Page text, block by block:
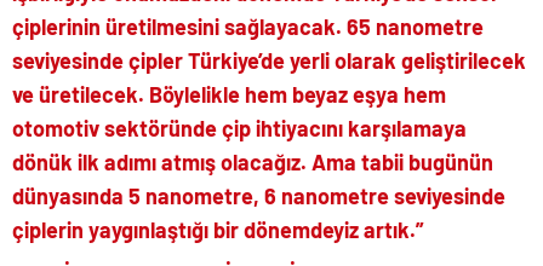
çiplerinin üretilmesini sağlayacak. 65 nanometre
seviyesinde çipler Türkiye’de yerli olarak geliştirilecek
ve üretilecek. Böylelikle hem beyaz eşya hem
otomotiv sektöründe çip ihtiyacını karşılamaya
dönük ilk adımı atmış olacağız. Ama tabii bugünün
dünyasında 5 nanometre, 6 nanometre seviyesinde
çiplerin yaygınlaştığı bir dönemdeyiz artık.”